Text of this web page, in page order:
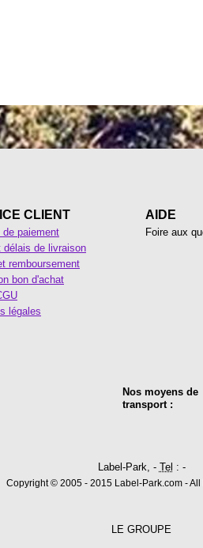
CLIENT
de paiement
délais de livraison
remboursement
bon d'achat
légales
AIDE
Foire aux
Nos moyens de
transport :
Label-Park, - Tel : -
Copyright © 2005 - 2015 Label-Park.com -
LE GROUPE